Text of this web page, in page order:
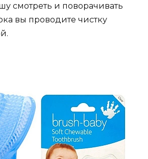
смотреть и поворачивать
вы проводите чистку